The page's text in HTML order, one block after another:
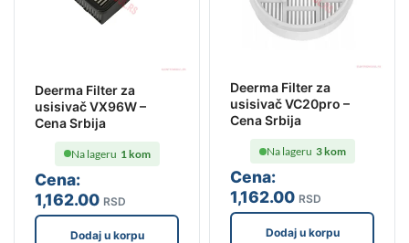
Deerma Filter za
usisivač VX96W –
Cena Srbija
Cena:
1,162.00 RSD
Na lageru 1 kom
Dodaj u korpu
Deerma Filter za
usisivač VC20pro –
Cena Srbija
Cena:
1,162.00 RSD
Na lageru 3 kom
Dodaj u korpu